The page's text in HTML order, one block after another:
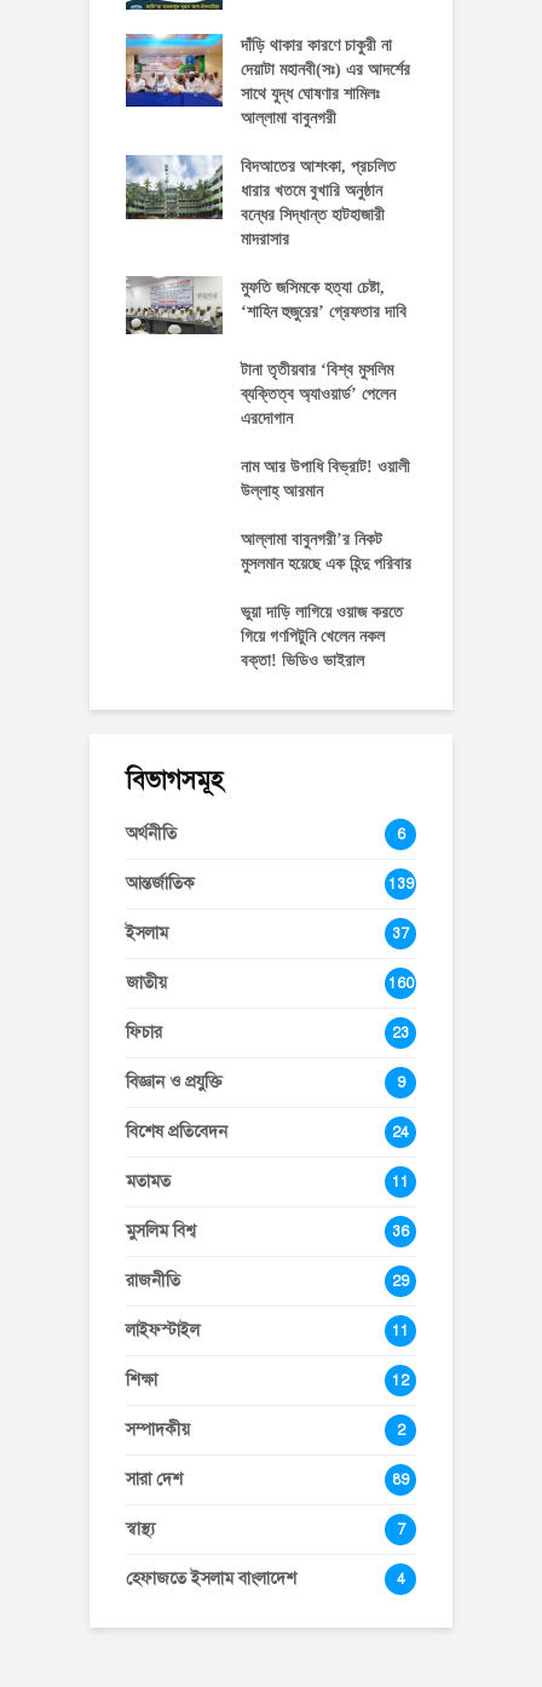
দাঁড়ি থাকার কারণে চাকুরী না
দেয়াটা মহানবী(সঃ) এর আদর্শের
সাথে যুদ্ধ ঘোষণার শামিলঃ
আল্লামা বাবুনগরী
বিদআতের আশংকা, প্রচলিত
ধারার খতমে বুখারি অনুষ্ঠান
বন্ধের সিদ্ধান্ত হাটহাজারী
মাদরাসার
মুফতি জসিমকে হত্যা চেষ্টা,
‘শাহিন হুজুরের’ গ্রেফতার দাবি
টানা তৃতীয়বার ‘বিশ্ব মুসলিম
ব্যক্তিত্ব অ্যাওয়ার্ড’ পেলেন
এরদোগান
নাম আর উপাধি বিভ্রাট! ওয়ালী
উল্লাহ্‌ আরমান
আল্লামা বাবুনগরী’র নিকট
মুসলমান হয়েছে এক হিন্দু পরিবার
ভুয়া দাড়ি লাগিয়ে ওয়াজ করতে
গিয়ে গণপিটুনি খেলেন নকল
বক্তা! ভিডিও ভাইরাল
বিভাগসমূহ
অর্থনীতি 6
আন্তর্জাতিক 139
ইসলাম 37
জাতীয় 160
ফিচার 23
বিজ্ঞান ও প্রযুক্তি 9
বিশেষ প্রতিবেদন 24
মতামত 11
মুসলিম বিশ্ব 36
রাজনীতি 29
লাইফস্টাইল 11
শিক্ষা 12
সম্পাদকীয় 2
সারা দেশ 89
স্বাস্থ্য 7
হেফাজতে ইসলাম বাংলাদেশ 4